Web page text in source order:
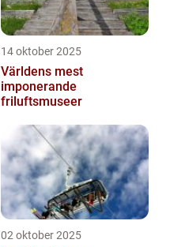
14 oktober 2025
Världens mest
imponerande
friluftsmuseer
02 oktober 2025